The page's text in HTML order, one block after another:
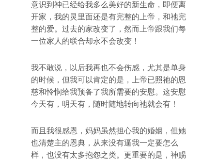
意识到神已经给我多么美好的新生命，即便离
开家，我的灵里面还是有完整的上帝，和祂完
整的爱。过去的家改变了，然而上帝跟我们每
一位家人的联合却永不会改变！
我不敢说，以后我再也不会伤感，尤其是单身
的时候，但我可以肯定的是，上帝已照祂的恩
慈和怜悯给我预备了我所需要的安慰。这安慰
今天有，明天有，随时随地转向祂就会有！
而且我很感恩，妈妈虽然担心我的婚姻，但她
也清楚主的恩典，从来没有逼我一定要怎么
样，也没有太多抱怨之类。更重要的是，神赐